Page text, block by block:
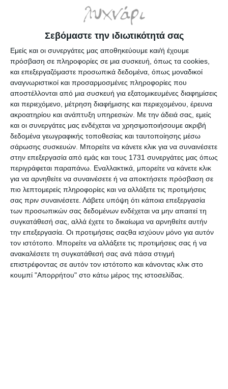
Σεβόμαστε την ιδιωτικότητά σας
Εμείς και οι συνεργάτες μας αποθηκεύουμε και/ή έχουμε
πρόσβαση σε πληροφορίες σε μια συσκευή, όπως τα cookies,
και επεξεργαζόμαστε προσωπικά δεδομένα, όπως μοναδικοί
αναγνωριστικοί και προσαρμοσμένες πληροφορίες που
αποστέλλονται από μια συσκευή για εξατομικευμένες διαφημίσεις
και περιεχόμενο, μέτρηση διαφήμισης και περιεχομένου, έρευνα
ακροατηρίου και ανάπτυξη υπηρεσιών. Με την άδειά σας, εμείς
και οι συνεργάτες μας ενδέχεται να χρησιμοποιήσουμε ακριβή
δεδομένα γεωγραφικής τοποθεσίας και ταυτοποίησης μέσω
σάρωσης συσκευών. Μπορείτε να κάνετε κλικ για να συναινέσετε
στην επεξεργασία από εμάς και τους 1731 συνεργάτες μας όπως
περιγράφεται παραπάνω. Εναλλακτικά, μπορείτε να κάνετε κλικ
για να αρνηθείτε να συναινέσετε ή να αποκτήσετε πρόσβαση σε
πιο λεπτομερείς πληροφορίες και να αλλάξετε τις προτιμήσεις
σας πριν συναινέσετε. Λάβετε υπόψη ότι κάποια επεξεργασία
των προσωπικών σας δεδομένων ενδέχεται να μην απαιτεί τη
συγκατάθεσή σας, αλλά έχετε το δικαίωμα να αρνηθείτε αυτήν
την επεξεργασία. Οι προτιμήσεις σαςθα ισχύουν μόνο για αυτόν
τον ιστότοπο. Μπορείτε να αλλάξετε τις προτιμήσεις σας ή να
ανακαλέσετε τη συγκατάθεσή σας ανά πάσα στιγμή
επιστρέφοντας σε αυτόν τον ιστότοπο και κάνοντας κλικ στο
κουμπί "Απορρήτου" στο κάτω μέρος της ιστοσελίδας.
Μολυβοθήκη Legami
Κεραμική Sloth Desk
Friends 9.2x 10.4x10.8cm
PHS0004
Λίγα τεμάχια διαθέσιμα!
11,95€
Μολυβοθήκη Legami
Κεραμική Teddy Bear - Desk
Friends VPHS0009
Λίγα τεμάχια διαθέσιμα!
11,95€